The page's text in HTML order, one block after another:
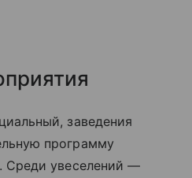
заведения
программу
Среди увеселений —